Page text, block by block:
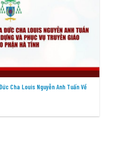
Cha Louis Nguyễn Anh Tuấn Về